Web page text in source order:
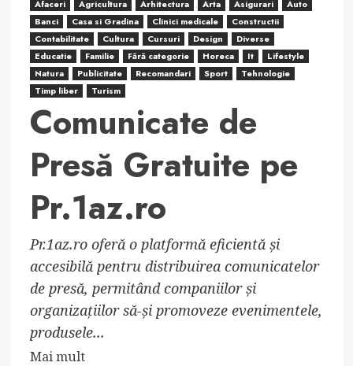
Afaceri Agricultura Arhitectura Arta Asigurari
Auto
Banci
Casa si Gradina Clinici medicale
Constructii
Contabilitate
Cultura Cursuri Design
Diverse
Educatie
Familie Fără categorie Horeca It
Lifestyle
Natura
Publicitate Recomandari Sport
Tehnologie
Timp liber
Turism
Comunicate de
Presă Gratuite pe
Pr.1az.ro
Pr.1az.ro oferă o platformă eficientă și
accesibilă pentru distribuirea comunicatelor
de presă, permitând companiilor și
organizațiilor să-și promoveze evenimentele,
produsele...
Mai multRead